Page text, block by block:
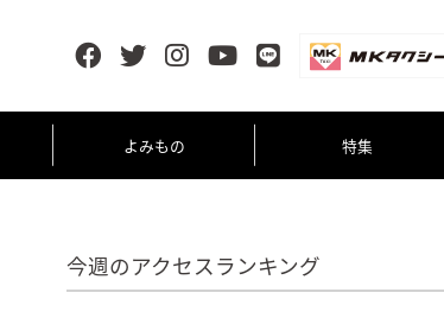
よみもの 特集
今週のアクセスランキング